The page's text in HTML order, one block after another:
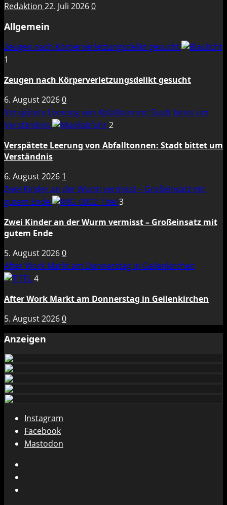
Redaktion 22. Juli 20260
Allgemein
Zeugen nach Körperverletzungsdelikt gesucht
1
Zeugen nach Körperverletzungsdelikt gesucht
6. August 20260
Verspätete Leerung von Abfalltonnen: Stadt bittet um
Verständnis
2
Verspätete Leerung von Abfalltonnen: Stadt bittet um
Verständnis
6. August 2026 1
Zwei Kinder an der Wurm vermisst – Großeinsatz mit
gutem Ende
3
Zwei Kinder an der Wurm vermisst – Großeinsatz mit
gutem Ende
5. August 20260
After Work Markt am Donnerstag in Geilenkirchen
4
After Work Markt am Donnerstag in Geilenkirchen
5. August 20260
Anzeigen
Instagram
Facebook
Mastodon